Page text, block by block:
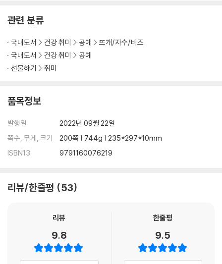
관련 분류
국내도서 건강 취미 공예
뜨개/자수/비즈
국내도서
건강 취미
공예
선물하기
취미
품목정보
발행일
2022년 09월 22일
쪽수, 무게, 크기
200쪽 | 744g | 235*297*10mm
ISBN13
9791160076219
리뷰/한줄평 53
리뷰
9.8
한줄평
9.5